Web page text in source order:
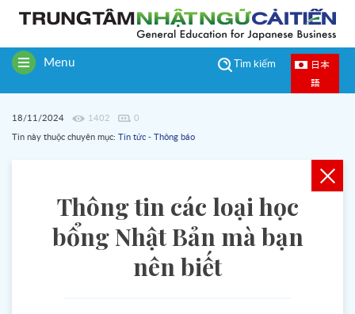
ToggleMenu
日本
語
Tìm kiếm
18/11/2024 1402 0
Tin này thuộc chuyên mục: Tin tức - Thông báo
Thông tin các loại học
bổng Nhật Bản mà bạn
nên biết